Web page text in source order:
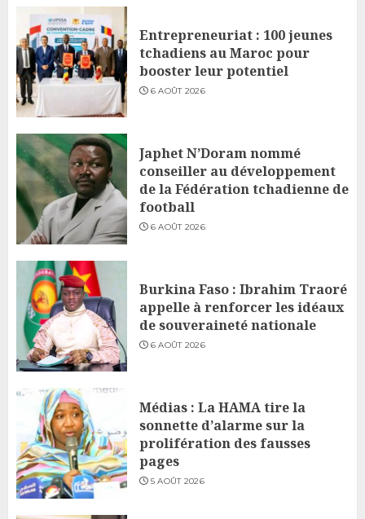
Entrepreneuriat : 100 jeunes
tchadiens au Maroc pour
booster leur potentiel
6 AOÛT 2026
Japhet N’Doram nommé
conseiller au développement
de la Fédération tchadienne de
football
6 AOÛT 2026
Burkina Faso : Ibrahim Traoré
appelle à renforcer les idéaux
de souveraineté nationale
6 AOÛT 2026
Médias : La HAMA tire la
sonnette d’alarme sur la
prolifération des fausses
pages
5 AOÛT 2026